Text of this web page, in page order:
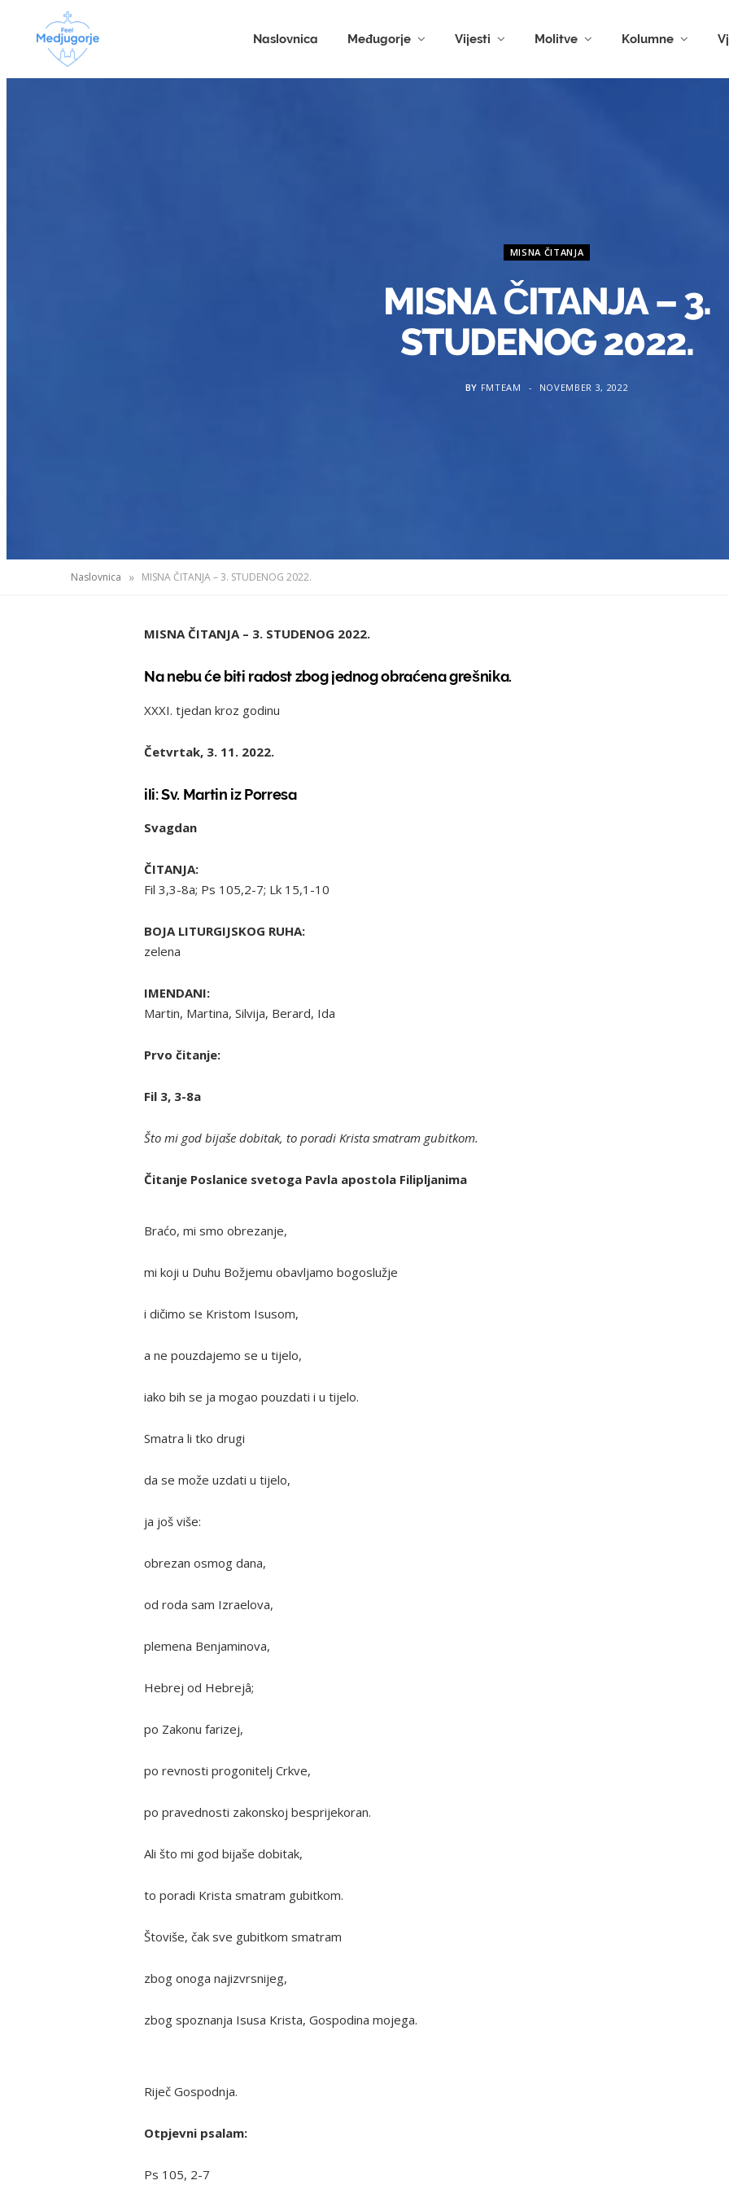
Naslovnica Međugorje Vijesti Molitve Kolumne
MISNA ČITANJA
MISNA ČITANJA – 3.
STUDENOG 2022.
BY FMTEAM NOVEMBER 3, 2022
Naslovnica » MISNA ČITANJA – 3. STUDENOG 2022.
MISNA ČITANJA – 3. STUDENOG 2022.
Na nebu će biti radost zbog jednog obraćena grešnika.
XXXI. tjedan kroz godinu
Četvrtak, 3. 11. 2022.
ili: Sv. Martin iz Porresa
Svagdan
ČITANJA:
Fil 3,3-8a; Ps 105,2-7; Lk 15,1-10
BOJA LITURGIJSKOG RUHA:
zelena
IMENDANI:
Martin, Martina, Silvija, Berard, Ida
Prvo čitanje:
Fil 3, 3-8a
Što mi god bijaše dobitak, to poradi Krista smatram gubitkom.
Čitanje Poslanice svetoga Pavla apostola Filipljanima
Braćo, mi smo obrezanje,
mi koji u Duhu Božjemu obavljamo bogoslužje
i dičimo se Kristom Isusom,
a ne pouzdajemo se u tijelo,
iako bih se ja mogao pouzdati i u tijelo.
Smatra li tko drugi
da se može uzdati u tijelo,
ja još više:
obrezan osmog dana,
od roda sam Izraelova,
plemena Benjaminova,
Hebrej od Hebrejâ;
po Zakonu farizej,
po revnosti progonitelj Crkve,
po pravednosti zakonskoj besprijekoran.
Ali što mi god bijaše dobitak,
to poradi Krista smatram gubitkom.
Štoviše, čak sve gubitkom smatram
zbog onoga najizvrsnijeg,
zbog spoznanja Isusa Krista, Gospodina mojega.
Riječ Gospodnja.
Otpjevni psalam:
Ps 105, 2-7